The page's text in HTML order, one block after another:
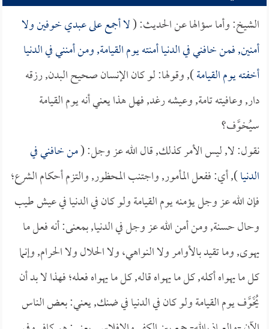
الشيخ: وأما سؤالها عن الحديث: (لا أجمع على عبدي خوفين ولا
أمنين, فمن خافني في الدنيا أمنته يوم القيامة, ومن أمنني في الدنيا
أخفته يوم القيامة), وقولها: لو كان الإنسان صحيح البدن, رزقه
دار, وعافيته تامة, وعيشه رغد, فهل هذا يعني أنه يوم القيامة
سيُخوَّف؟
نقول: لا, ليس الأمر كذلك, قال الله عز وجل: (من خافني في
الدنيا), أي: ففعل المأمور, واجتنب المحظور, والتزم أحكام الشرع؛
فإن الله عز وجل يؤمنه يوم القيامة ولو كان في الدنيا في عيش طيب
وحال حسنة, ومن أمن الله عز وجل في الدنيا, بمعنى: أنه فعل ما
يهوى, وما تقيد بالأوامر ولا النواهي، ولا الحلال ولا الحرام, وإنما
كل ما يهواه أكله, كل ما يهواه قاله, كل ما يهواه فعله؛ فهذا لا بد أن
يُخَوَّف يوم القيامة ولو كان في الدنيا في ضنك, يعني: بعض الناس